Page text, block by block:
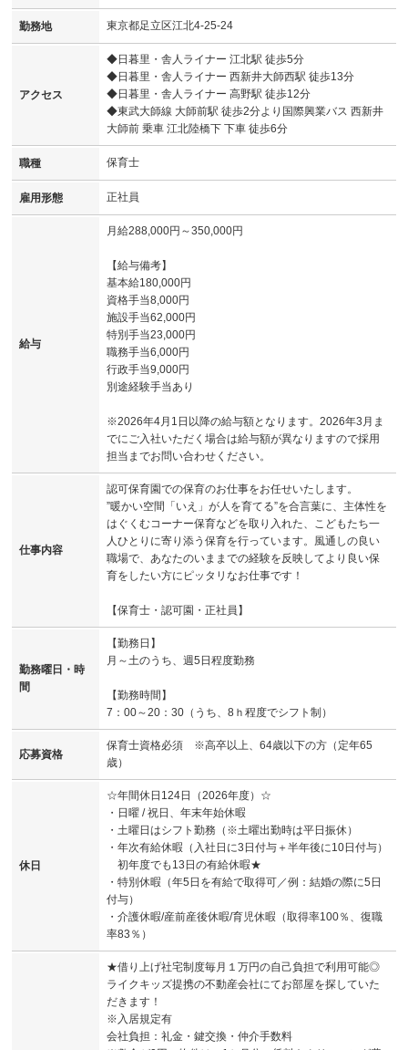
勤務地 東京都足立区江北4-25-24
アクセス
◆日暮里・舎人ライナー 江北駅 徒歩5分
◆日暮里・舎人ライナー 西新井大師西駅 徒歩13分
◆日暮里・舎人ライナー 高野駅 徒歩12分
◆東武大師線 大師前駅 徒歩2分より国際興業バス 西新井
大師前 乗車 江北陸橋下 下車 徒歩6分
職種 保育士
雇用形態 正社員
給与
月給288,000円～350,000円
【給与備考】
基本給180,000円
資格手当8,000円
施設手当62,000円
特別手当23,000円
職務手当6,000円
行政手当9,000円
別途経験手当あり
※2026年4月1日以降の給与額となります。2026年3月ま
でにご入社いただく場合は給与額が異なりますので採用
担当までお問い合わせください。
仕事内容
認可保育園での保育のお仕事をお任せいたします。
”暖かい空間「いえ」が人を育てる”を合言葉に、主体性を
はぐくむコーナー保育などを取り入れた、こどもたち一
人ひとりに寄り添う保育を行っています。風通しの良い
職場で、あなたのいままでの経験を反映してより良い保
育をしたい方にピッタリなお仕事です！
【保育士・認可園・正社員】
勤務曜日・時
間
【勤務日】
月～土のうち、週5日程度勤務
【勤務時間】
7：00～20：30（うち、8ｈ程度でシフト制）
応募資格
保育士資格必須 ※高卒以上、64歳以下の方（定年65
歳）
休日
☆年間休日124日（2026年度）☆
・日曜 / 祝日、年末年始休暇
・土曜日はシフト勤務（※土曜出勤時は平日振休）
・年次有給休暇（入社日に3日付与＋半年後に10日付与）
初年度でも13日の有給休暇★
・特別休暇（年5日を有給で取得可／例：結婚の際に5日
付与）
・介護休暇/産前産後休暇/育児休暇（取得率100％、復職
率83％）
★借り上げ社宅制度毎月１万円の自己負担で利用可能◎
ライクキッズ提携の不動産会社にてお部屋を探していた
だきます！
※入居規定有
会社負担：礼金・鍵交換・仲介手数料